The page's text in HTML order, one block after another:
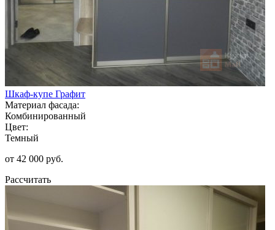
Шкаф-купе Графит
Материал фасада:
Комбинированный
Цвет:
Темный
от 42 000 руб.
Рассчитать